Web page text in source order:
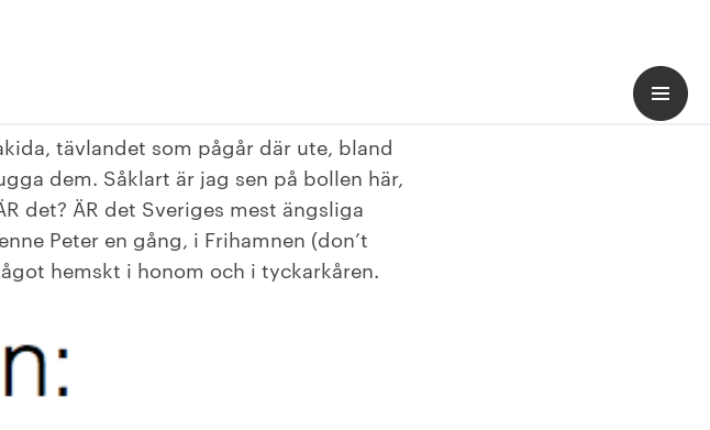
tävlandet som pågår där ute, bland
dem. Såklart är jag sen på bollen här,
det? ÄR det Sveriges mest ängsliga
Peter en gång, i Frihamnen (don’t
hemskt i honom och i tyckarkåren.